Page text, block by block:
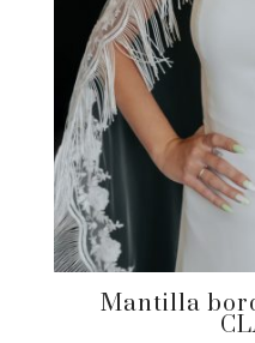
Mantilla